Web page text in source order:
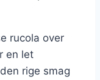
rucola over
en let
rige smag